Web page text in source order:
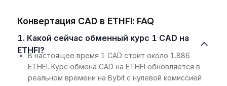
Конвертация CAD в ETHFI: FAQ
1. Какой сейчас обменный курс 1 CAD на
ETHFI?
В настоящее время 1 CAD стоит около 1.886
ETHFI. Курс обмена CAD на ETHFI обновляется в
реальном времени на Bybit с нулевой комиссией